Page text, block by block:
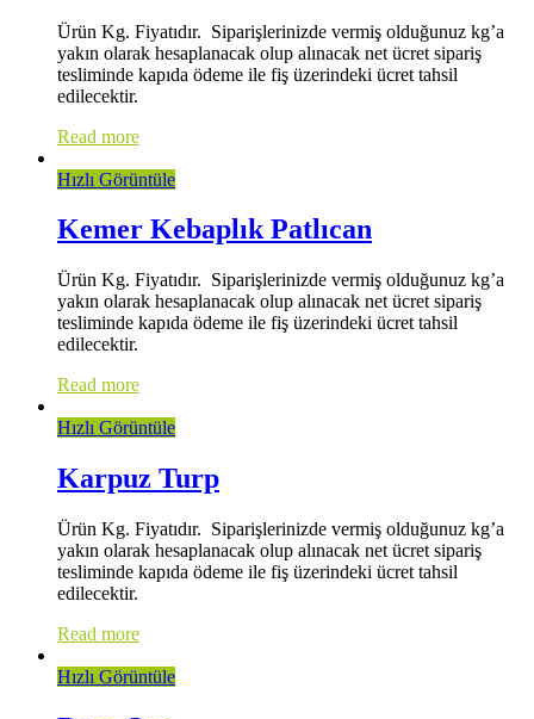
Ürün Kg. Fiyatıdır. Siparişlerinizde vermiş olduğunuz kg’a
yakın olarak hesaplanacak olup alınacak net ücret sipariş
tesliminde kapıda ödeme ile fiş üzerindeki ücret tahsil
edilecektir.
Read more
Hızlı Görüntüle
Kemer Kebaplık Patlıcan
Ürün Kg. Fiyatıdır. Siparişlerinizde vermiş olduğunuz kg’a
yakın olarak hesaplanacak olup alınacak net ücret sipariş
tesliminde kapıda ödeme ile fiş üzerindeki ücret tahsil
edilecektir.
Read more
Hızlı Görüntüle
Karpuz Turp
Ürün Kg. Fiyatıdır. Siparişlerinizde vermiş olduğunuz kg’a
yakın olarak hesaplanacak olup alınacak net ücret sipariş
tesliminde kapıda ödeme ile fiş üzerindeki ücret tahsil
edilecektir.
Read more
Hızlı Görüntüle